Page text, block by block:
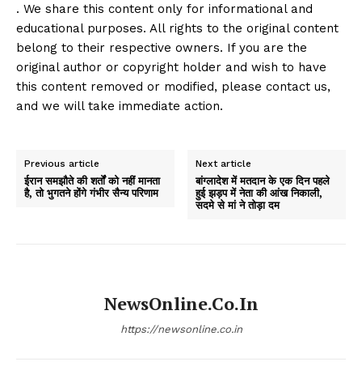
. We share this content only for informational and
educational purposes. All rights to the original content
belong to their respective owners. If you are the
original author or copyright holder and wish to have
this content removed or modified, please contact us,
and we will take immediate action.
Previous article
ईरान समझौते की शर्तों को नहीं मानता
है, तो भुगतने होंगे गंभीर सैन्य परिणाम
Next article
बांग्लादेश में मतदान के एक दिन पहले
हुई झड़प में नेता की आंख निकाली,
सदमे से मां ने तोड़ा दम
NewsOnline.co.in
https://newsonline.co.in